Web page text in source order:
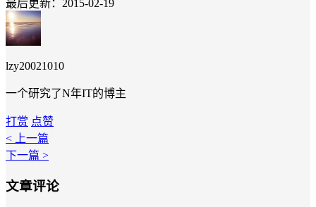
最后更新：2015-02-19
lzy20021010
一个研究了N年IT的博主
打赏 点赞
< 上一篇
下一篇 >
文章评论